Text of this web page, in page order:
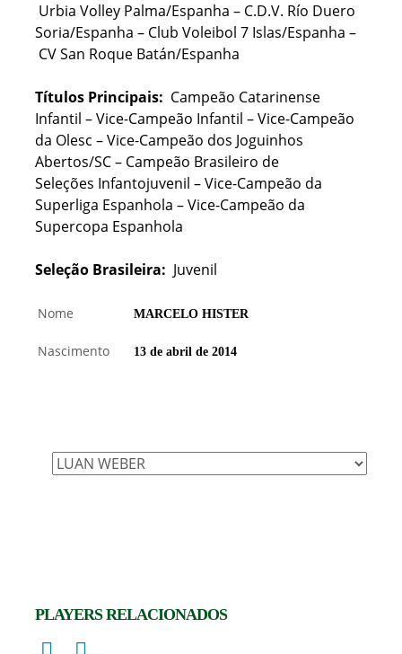
Urbia Volley Palma/Espanha – C.D.V. Río Duero
Soria/Espanha – Club Voleibol 7 Islas/Espanha –
CV San Roque Batán/Espanha
Títulos Principais: Campeão Catarinense
Infantil – Vice-Campeão Infantil – Vice-Campeão
da Olesc – Vice-Campeão dos Joguinhos
Abertos/SC – Campeão Brasileiro de
Seleções Infantojuvenil – Vice-Campeão da
Superliga Espanhola – Vice-Campeão da
Supercopa Espanhola
Seleção Brasileira: Juvenil
Nome MARCELO HISTER
Nascimento 13 de abril de 2014
PLAYERS RELACIONADOS
JORDANA GUILLANTE
Levantadora
KADYLAC (Luis Carlos Rodrigues)
Levantador
Oposto
Levantador